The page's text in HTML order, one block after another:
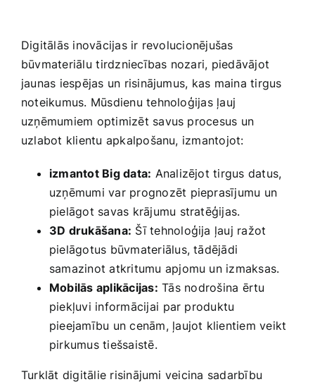
Digitālās​ inovācijas ir revolucionējušas
būvmateriālu ⁣tirdzniecības nozari, piedāvājot
jaunas iespējas un risinājumus, kas maina tirgus
noteikumus. Mūsdienu ​tehnoloģijas ļauj
uzņēmumiem optimizēt savus procesus un
uzlabot klientu ​apkalpošanu, izmantojot:
izmantot Big data: Analizējot tirgus datus,
uzņēmumi var prognozēt pieprasījumu un
pielāgot savas krājumu stratēģijas.
3D drukāšana: Šī tehnoloģija ļauj ražot
pielāgotus būvmateriālus, tādējādi
samazinot atkritumu apjomu un izmaksas.
Mobilās aplikācijas: Tās ⁢nodrošina ērtu
piekļuvi informācijai ⁢par produktu
pieejamību un cenām, ļaujot klientiem veikt
pirkumus tiešsaistē.
Turklāt digitālie risinājumi veicina sadarbību